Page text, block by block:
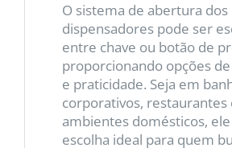
O sistema de abertura dos
dispensadores pode ser
entre chave ou botão de
proporcionando opções
e praticidade. Seja em
corporativos, restaurantes
ambientes domésticos, ele
escolha ideal para quem